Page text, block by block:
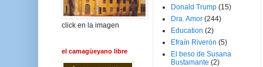
click en la imagen
el camagüeyano libre
Donald Trump (15)
Dra. Amor (244)
Education (2)
Efraín Riverón (5)
El beso de Susana
Bustamante (2)